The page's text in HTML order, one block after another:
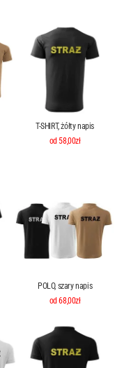
T-SHIRT, żółty napis
od 58,00zł
POLO, szary napis
od 68,00zł